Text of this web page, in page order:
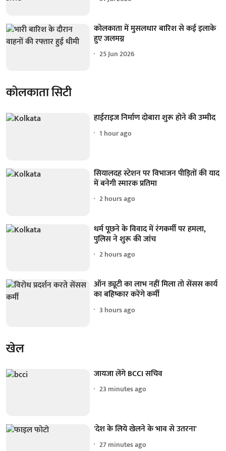
कोलकाता में मुसलधार बारिश से कई इलाके
हुए जलमग्न
25 Jun 2026
कोलकाता सिटी
हाईराइज निर्माण दोबारा शुरू होने की उम्मीद
1 hour ago
सियालदह स्टेशन पर विभाजन पीड़ितों की याद
में बनेगी स्मारक प्रतिमा
2 hours ago
धर्म पूछने के विवाद में रंगकर्मी पर हमला,
पुलिस ने शुरू की जांच
2 hours ago
ऑन ड्यूटी का लाभ नहीं मिला तो सेंसस कार्य
का बहिष्कार करेंगे कर्मी
3 hours ago
खेल
जायजा लेंगे BCCI सचिव
23 minutes ago
'देश के लिये खेलने के भाव से उतरना'
27 minutes ago